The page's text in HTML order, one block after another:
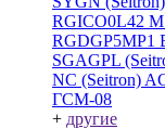
RGICO0L42 M
RGDGP5MP1
SGAGPL
NC (Seitron)
ГСМ-08
+ другие